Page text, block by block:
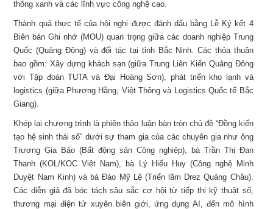
thông xanh và các lĩnh vực công nghệ cao.
Thành quả thực tế của hội nghị được đánh dấu bằng Lễ Ký kết 4
Biên bản Ghi nhớ (MOU) quan trọng giữa các doanh nghiệp Trung
Quốc (Quảng Đông) và đối tác tại tỉnh Bắc Ninh. Các thỏa thuận
bao gồm: Xây dựng khách sạn (giữa Trung Liên Kiến Quảng Đông
với Tập đoàn TUTA và Đại Hoàng Sơn), phát triển kho lạnh và
logistics (giữa Phương Hằng, Việt Thông và Logistics Quốc tế Bắc
Giang).
Khép lại chương trình là phiên thảo luận bàn tròn chủ đề “Đồng kiến
tạo hệ sinh thái số” dưới sự tham gia của các chuyên gia như ông
Trương Gia Bảo (Bất động sản Công nghiệp), bà Trần Thị Đan
Thanh (KOL/KOC Việt Nam), bà Lý Hiểu Huy (Công nghệ Minh
Duyệt Nam Kinh) và bà Đào Mỹ Lệ (Triển lãm Drez Quảng Châu).
Các diễn giả đã bóc tách sâu sắc cơ hội từ tiếp thị kỹ thuật số,
thương mại điện tử xuyên biên giới, ứng dụng AI, đến mô hình